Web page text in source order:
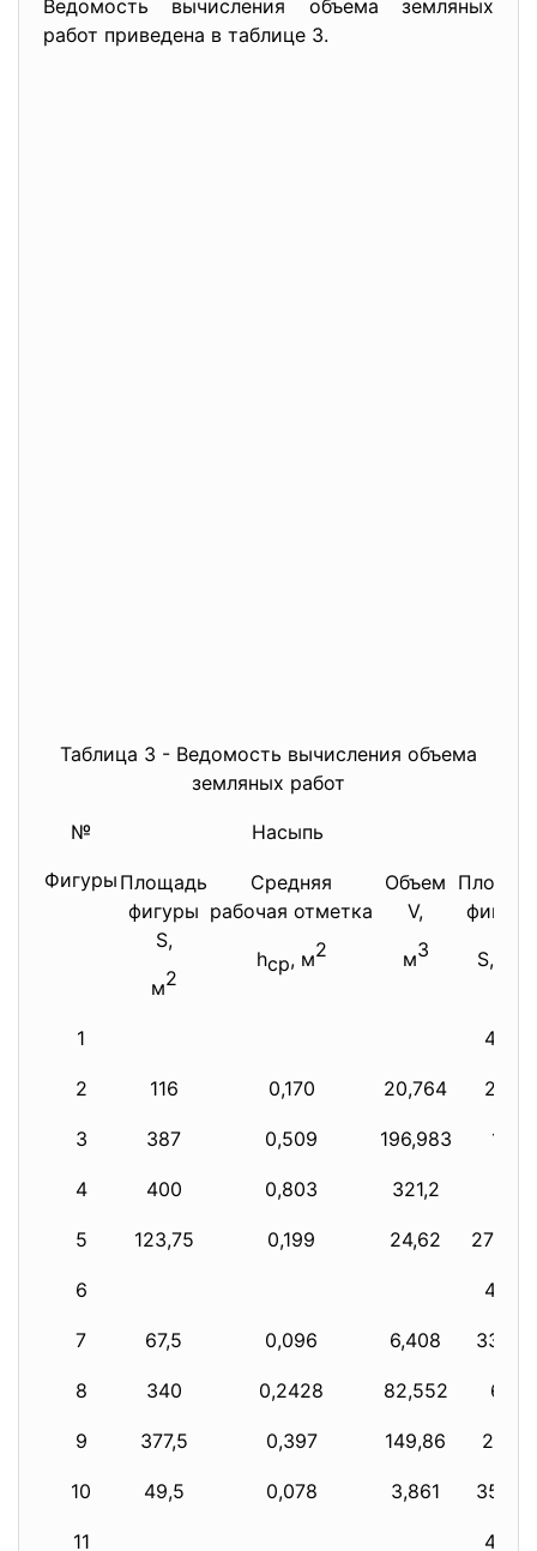
Ведомость вычисления объема земляных
работ приведена в таблице 3.
Таблица 3 - Ведомость вычисления объема
земляных работ
№
Фигуры
Насыпь
Площадь
фигуры
S,
м2
Средняя
рабочая отметка
hср, м2
Объем
V,
м3
фигуры
S, м
1 400
2 116 0,170 20,764 284
3 387 0,509 196,983 13
4 400 0,803 321,2
5 123,75 0,199 24,62 276,25
6 400
7 67,5 0,096 6,408 332,5
8 340 0,2428 82,552 60
9 377,5 0,397 149,86 22,5
10 49,5 0,078 3,861 350,5
11 400